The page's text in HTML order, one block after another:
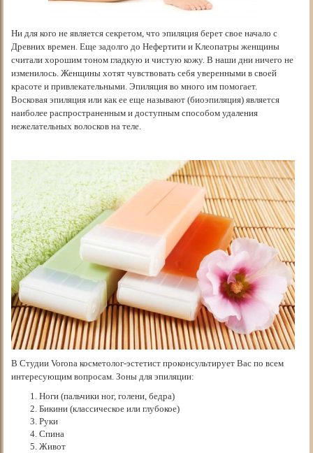
Ни для кого не является секретом, что эпиляция берет свое начало с
Древних времен. Еще задолго до Нефертити и Клеопатры женщины
считали хорошим тоном гладкую и чистую кожу. В наши дни ничего не
изменилось. Женщины хотят чувствовать себя уверенными в своей
красоте и привлекательными. Эпиляция во много им помогает.
Восковая эпиляция или как ее еще называют (биоэпиляция) является
наиболее распространенным и доступным способом удаления
нежелательных волосков на теле.
В Студии Vorona косметолог-эстетист проконсультирует Вас по всем
интересующим вопросам. Зоны для эпиляции:
Ноги (пальчики ног, голени, бедра)
Бикини (классическое или глубокое)
Руки
Спина
Живот